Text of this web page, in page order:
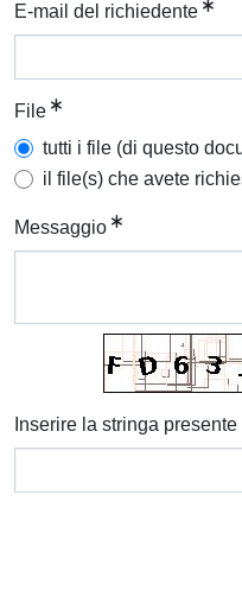
E-mail del richiedente
File
tutti i file (di questo
il file(s) che avete
Messaggio
Inserire la stringa